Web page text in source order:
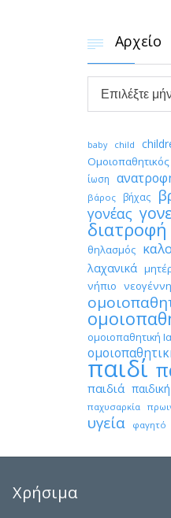
 Αρχείο
Αρχείο
baby child
Ομοιοπαθητικός
ίωση
βάρος
βήχας
γονέας
διατροφή
θηλασμός
λαχανικά
νήπιο
ομοιοπαθητική
παιδί
παιδιά
παχυσαρκία
υγεία φαγητό
Χρήσιμα